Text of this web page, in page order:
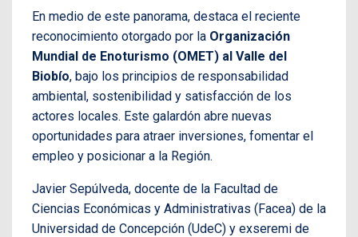
En medio de este panorama, destaca el reciente
reconocimiento otorgado por la Organización
Mundial de Enoturismo (OMET) al Valle del
Biobío, bajo los principios de responsabilidad
ambiental, sostenibilidad y satisfacción de los
actores locales. Este galardón abre nuevas
oportunidades para atraer inversiones, fomentar el
empleo y posicionar a la Región.
Javier Sepúlveda, docente de la Facultad de
Ciencias Económicas y Administrativas (Facea) de la
Universidad de Concepción (UdeC) y exseremi de